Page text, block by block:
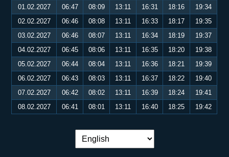
01.02.2027
06:47 08:09 13:11 16:31 18:16
19:34
02.02.2027
06:46 08:08 13:11 16:33 18:17
19:35
03.02.2027
06:46 08:07 13:11 16:34 18:19
19:37
04.02.2027
06:45 08:06 13:11 16:35 18:20
19:38
05.02.2027
06:44 08:04 13:11 16:36 18:21
19:39
06.02.2027
06:43 08:03 13:11 16:37 18:22
19:40
07.02.2027
06:42 08:02 13:11 16:39 18:24
19:41
08.02.2027
06:41 08:01 13:11 16:40 18:25 19:42
Language switch: